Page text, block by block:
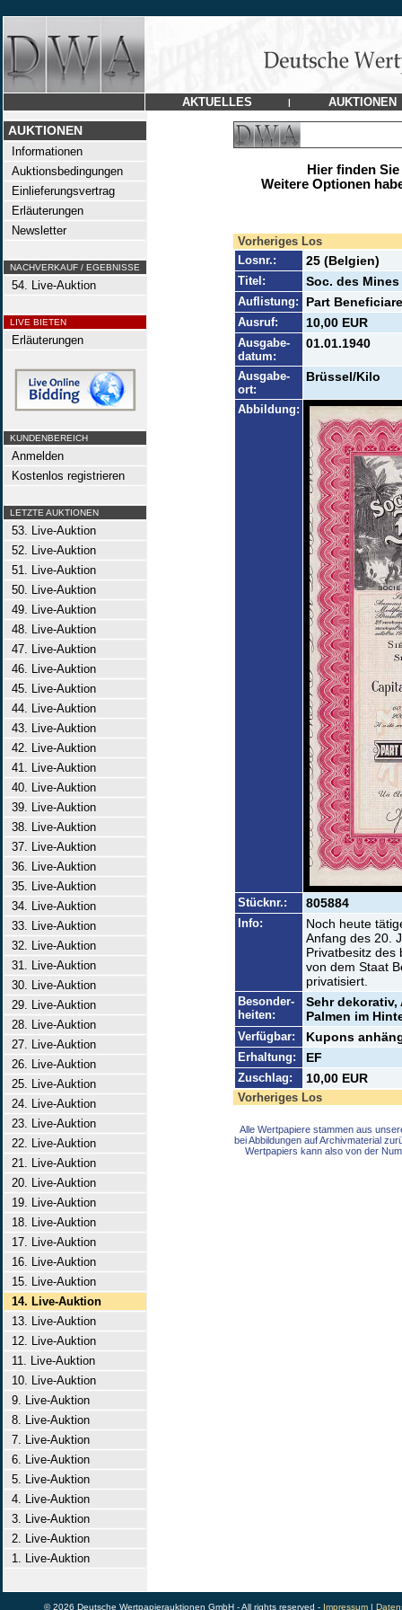
AKTUELLES | AUKTIONEN
AUKTIONEN
Informationen
Auktionsbedingungen
Einlieferungsvertrag
Erläuterungen
Newsletter
NACHVERKAUF / EGEBNISSE
54. Live-Auktion
LIVE BIETEN
Erläuterungen
KUNDENBEREICH
Anmelden
Kostenlos registrieren
LETZTE AUKTIONEN
53. Live-Auktion
52. Live-Auktion
51. Live-Auktion
50. Live-Auktion
49. Live-Auktion
48. Live-Auktion
47. Live-Auktion
46. Live-Auktion
45. Live-Auktion
44. Live-Auktion
43. Live-Auktion
42. Live-Auktion
41. Live-Auktion
40. Live-Auktion
39. Live-Auktion
38. Live-Auktion
37. Live-Auktion
36. Live-Auktion
35. Live-Auktion
34. Live-Auktion
33. Live-Auktion
32. Live-Auktion
31. Live-Auktion
30. Live-Auktion
29. Live-Auktion
28. Live-Auktion
27. Live-Auktion
26. Live-Auktion
25. Live-Auktion
24. Live-Auktion
23. Live-Auktion
22. Live-Auktion
21. Live-Auktion
20. Live-Auktion
19. Live-Auktion
18. Live-Auktion
17. Live-Auktion
16. Live-Auktion
15. Live-Auktion
14. Live-Auktion
13. Live-Auktion
12. Live-Auktion
11. Live-Auktion
10. Live-Auktion
9. Live-Auktion
8. Live-Auktion
7. Live-Auktion
6. Live-Auktion
5. Live-Auktion
4. Live-Auktion
3. Live-Auktion
2. Live-Auktion
1. Live-Auktion
Hier finden
Weitere Optionen
Vorheriges Los
Losnr.:
25 (Belgien)
Titel: Soc. des
Auflistung: Part
Ausruf: 10,00 EUR
Ausgabe-
datum:
01.01.1940
Ausgabe-
ort:
Brüssel/Kilo
Abbildung:
Stücknr.: 805884
Info:
Noch heute
Anfang des 20.
Privatbesitz des
von dem Staat
privatisiert.
Besonder-
heiten:
Sehr
Palmen im
Verfügbar: Kupons
Erhaltung: EF
Zuschlag: 10,00 EUR
Vorheriges Los
Alle Wertpapiere stammen aus
bei Abbildungen auf Archivmaterial
Wertpapiers kann also von der
© 2026 Deutsche Wertpapierauktionen GmbH - All rights reserved - Impressum|